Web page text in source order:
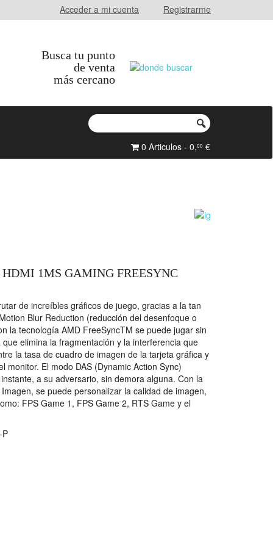
Acceder a mi cuenta Registrarme
Busca tu punto
de venta
más cercano
0 Articulos - 0,00 €
1MS GAMING FREESYNC
de increíbles gráficos de juego, gracias a la tan
Blur Reduction (reducción del desenfoque o
la tecnología AMD FreeSyncTM se puede jugar sin
elimina la fragmentación y la interferencia que
la tasa de cuadro de imagen de la tarjeta gráfica y
monitor. El modo DAS (Dynamic Action Sync)
a su adversario, sin demora alguna. Con la
se puede personalizar la calidad de imagen,
FPS Game 1, FPS Game 2, RTS Game y el
P